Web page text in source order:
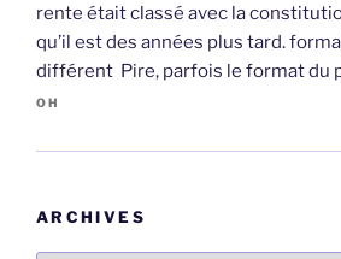
rente était classé avec la
qu’il est des années plus tard.
différent Pire, parfois le format du
OH
ARCHIVES